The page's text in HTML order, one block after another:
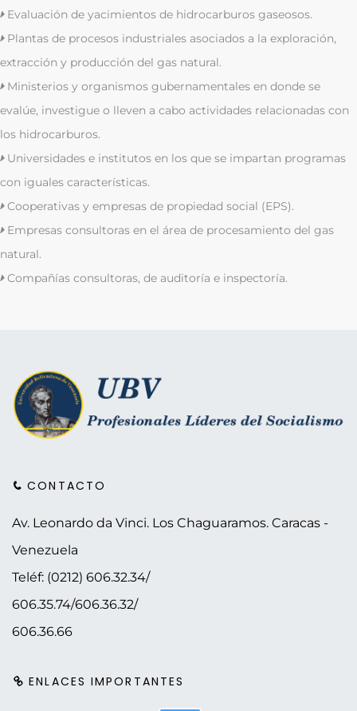
Evaluación de yacimientos de hidrocarburos gaseosos.
Plantas de procesos industriales asociados a la exploración,
extracción y producción del gas natural.
Ministerios y organismos gubernamentales en donde se
evalúe, investigue o lleven a cabo actividades relacionadas con
los hidrocarburos.
Universidades e institutos en los que se impartan programas
con iguales características.
Cooperativas y empresas de propiedad social (EPS).
Empresas consultoras en el área de procesamiento del gas
natural.
Compañías consultoras, de auditoría e inspectoría.
CONTACTO
Av. Leonardo da Vinci. Los Chaguaramos. Caracas -
Venezuela
Teléf: (0212) 606.32.34/
606.35.74/606.36.32/
606.36.66
ENLACES IMPORTANTES